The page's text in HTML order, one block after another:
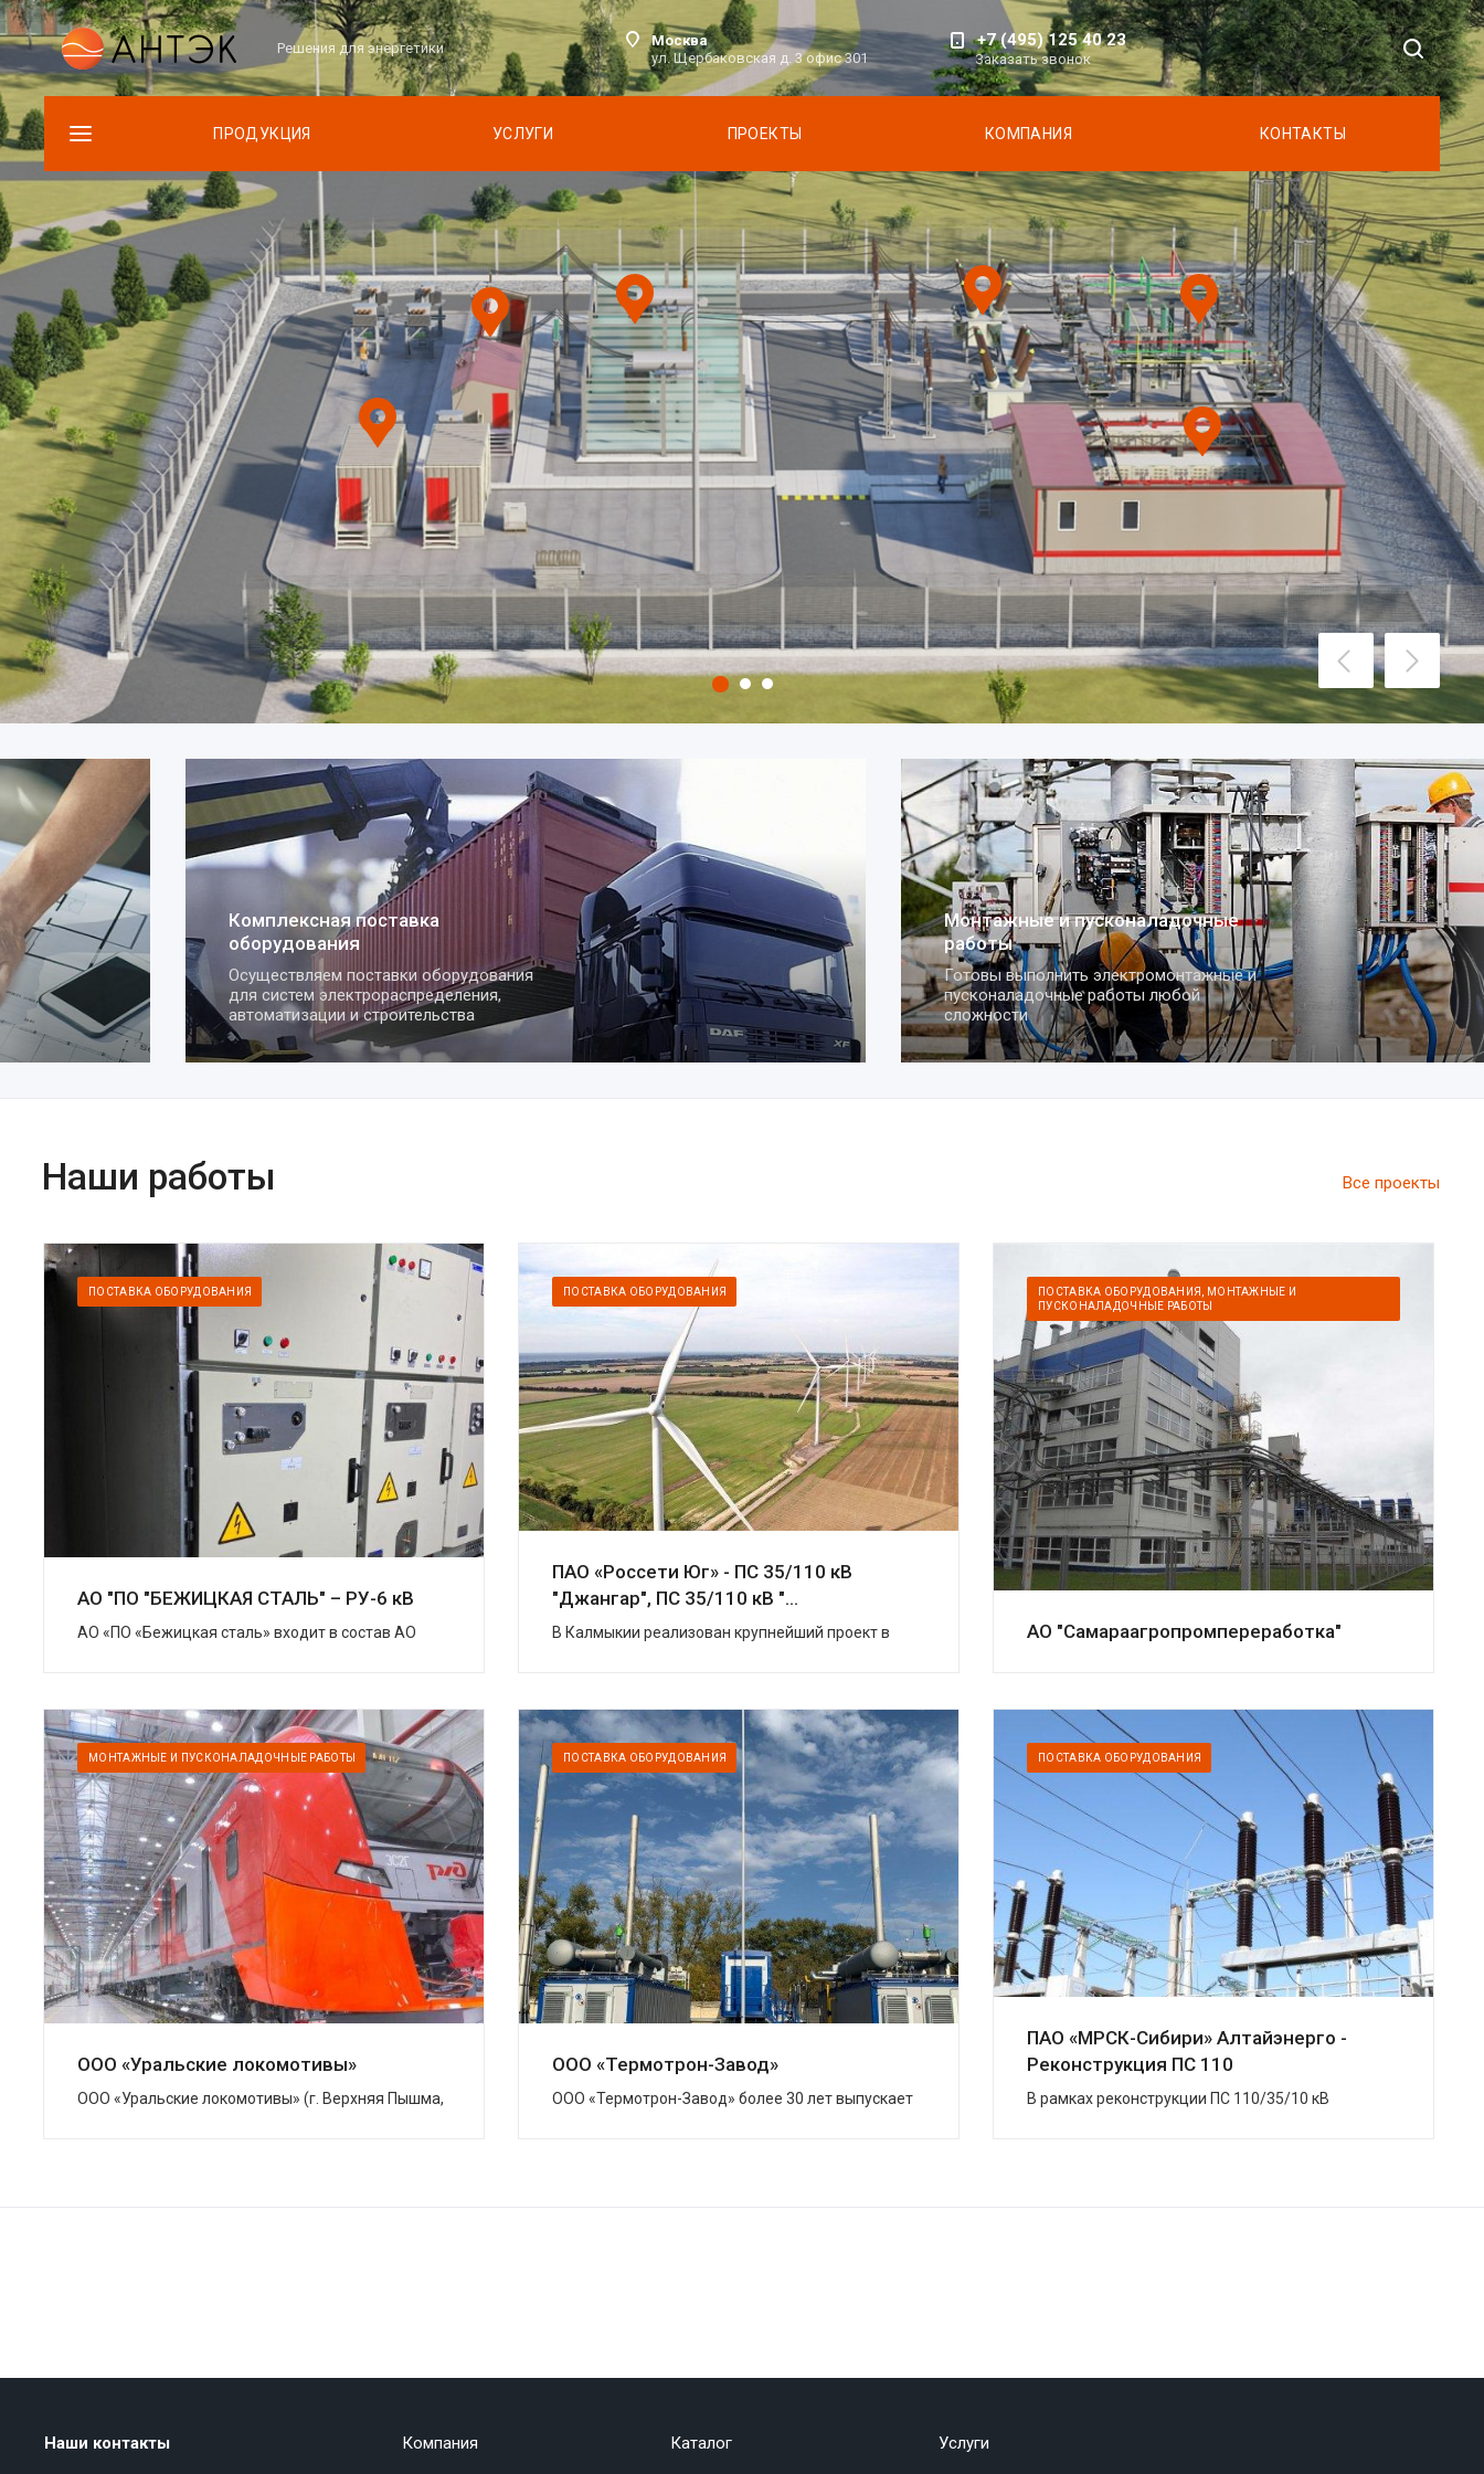
Решения для энергетики
Москва
ул. Щербаковская д. 3 офис 301
+7 (495) 125 40 23
Заказать звонок
ПРОДУКЦИЯ УСЛУГИ ПРОЕКТЫ КОМПАНИЯ КОНТАКТЫ
Комплексная поставка
оборудования
Осуществляем поставки оборудования
для систем электрораспределения,
автоматизации и строительства
Монтажные и пусконаладочные
работы
Готовы выполнить электромонтажные и
пусконаладочные работы любой
сложности
Все проекты
Наши работы
ПОСТАВКА ОБОРУДОВАНИЯ
АО "ПО "БЕЖИЦКАЯ СТАЛЬ" – РУ-6 кВ
АО «ПО «Бежицкая сталь» входит в состав АО
ПОСТАВКА ОБОРУДОВАНИЯ
ПАО «Россети Юг» - ПС 35/110 кВ
"Джангар", ПС 35/110 кВ "...
В Калмыкии реализован крупнейший проект в
ПОСТАВКА ОБОРУДОВАНИЯ, МОНТАЖНЫЕ И
ПУСКОНАЛАДОЧНЫЕ РАБОТЫ
АО "Самараагропромпереработка"
МОНТАЖНЫЕ И ПУСКОНАЛАДОЧНЫЕ РАБОТЫ
ООО «Уральские локомотивы»
ООО «Уральские локомотивы» (г. Верхняя Пышма,
ПОСТАВКА ОБОРУДОВАНИЯ
ООО «Термотрон-Завод»
ООО «Термотрон-Завод» более 30 лет выпускает
ПОСТАВКА ОБОРУДОВАНИЯ
ПАО «МРСК-Сибири» Алтайэнерго -
Реконструкция ПС 110
В рамках реконструкции ПС 110/35/10 кВ
Наши контакты Компания Каталог Услуги